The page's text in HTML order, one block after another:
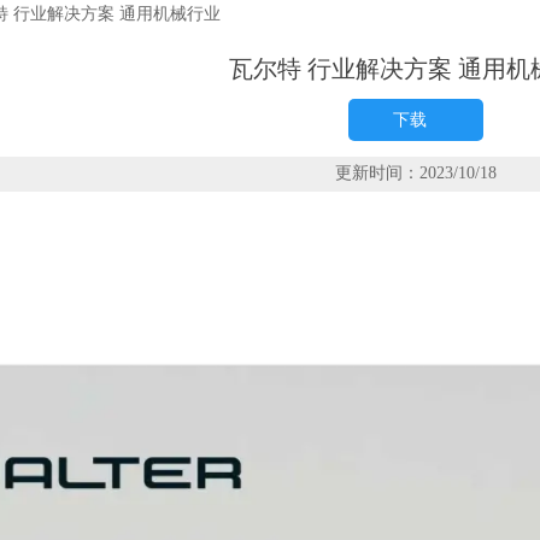
行业解决方案 通用机械行业
瓦尔特 行业解决方案 通用机
下载
更新时间：2023/10/18